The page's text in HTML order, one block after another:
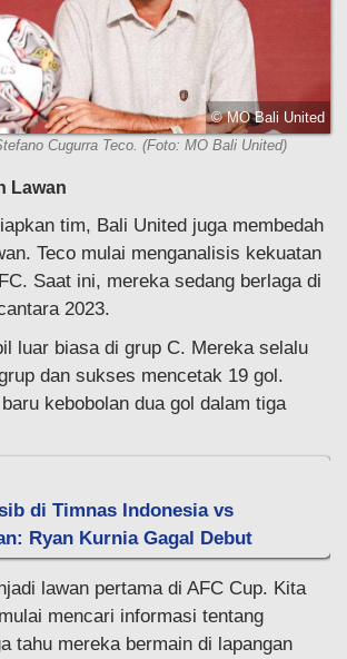
© MO Bali United
Cugurra Teco. (Foto: MO Bali United)
Lawan
tim, Bali United juga membedah
Teco mulai menganalisis kekuatan
Saat ini, mereka sedang berlaga di
2023.
luar biasa di grup C. Mereka selalu
dan sukses mencetak 19 gol.
kebobolan dua gol dalam tiga
di Timnas Indonesia vs
Ryan Kurnia Gagal Debut
lawan pertama di AFC Cup. Kita
mencari informasi tentang
tahu mereka bermain di lapangan